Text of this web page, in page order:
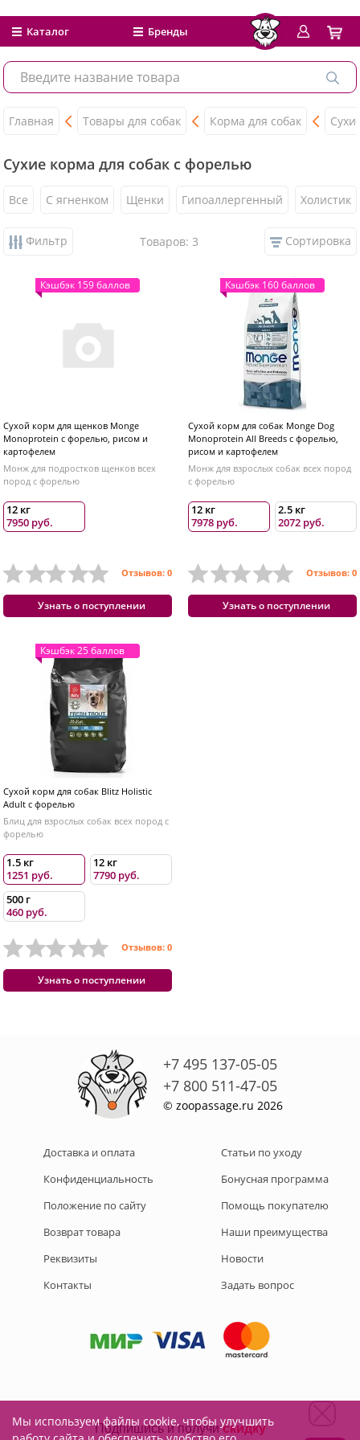
Каталог Бренды
Главная Товары для собак Корма для собак
Сухие корма для собак с форелью
Все С ягненком Щенки Гипоаллергенный Холистик
Фильтр Товаров: 3 Сортировка
Кэшбэк 159 баллов
Сухой корм для щенков Monge
Monoprotein с форелью, рисом и
картофелем
Монж для подростков щенков всех
пород с форелью
12 кг
7950 руб.
Отзывов: 0
Узнать о поступлении
Кэшбэк 160 баллов
Сухой корм для собак Monge Dog
Monoprotein All Breeds с форелью,
рисом и картофелем
Монж для взрослых собак всех пород
с форелью
12 кг
7978 руб.
2.5 кг
2072 руб.
Отзывов: 0
Узнать о поступлении
Кэшбэк 25 баллов
Сухой корм для собак Blitz Holistic
Adult с форелью
Блиц для взрослых собак всех пород с
форелью
1.5 кг
1251 руб.
12 кг
7790 руб.
500 г
460 руб.
Отзывов: 0
Узнать о поступлении
+7 495 137-05-05
+7 800 511-47-05
© zoopassage.ru 2026
Доставка и оплата
Конфиденциальность
Положение по сайту
Возврат товара
Реквизиты
Контакты
Статьи по уходу
Бонусная программа
Помощь покупателю
Наши преимущества
Новости
Задать вопрос
Подписывайтесь на нас:
Мы используем файлы cookie, чтобы улучшить